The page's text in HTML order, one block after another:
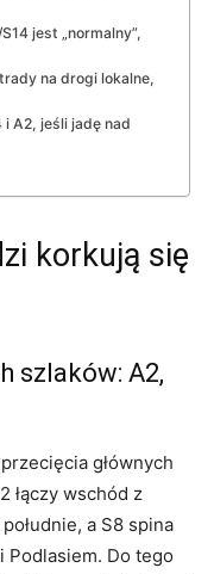
jest „normalny”,
na drogi lokalne,
A2, jeśli jadę nad
korkują się
szlaków: A2,
głównych
łączy wschód z
a S8 spina
Podlasiem. Do tego